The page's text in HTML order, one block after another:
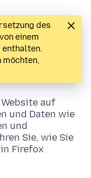
des
einem
enthalten.
möchten,
auf
und Daten wie
und
Sie, wie Sie
Firefox